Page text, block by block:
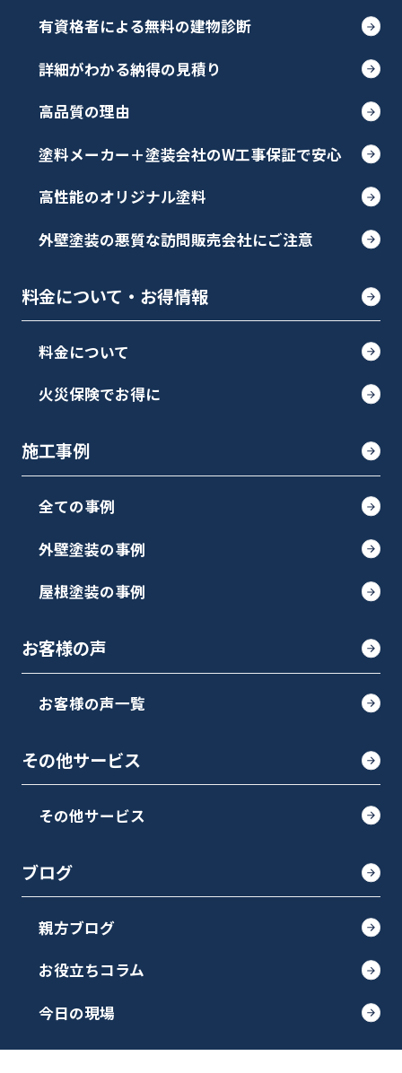
有資格者による無料の建物診断
詳細がわかる納得の見積り
高品質の理由
塗料メーカー＋塗装会社のW工事保証で安心
高性能のオリジナル塗料
外壁塗装の悪質な訪問販売会社にご注意
料金について・お得情報
料金について
火災保険でお得に
施工事例
全ての事例
外壁塗装の事例
屋根塗装の事例
お客様の声
お客様の声一覧
その他サービス
その他サービス
ブログ
親方ブログ
お役立ちコラム
今日の現場